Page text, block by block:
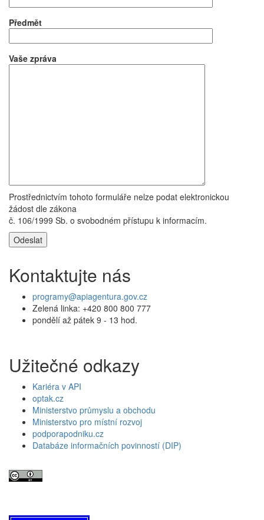
Předmět
Vaše zpráva
Prostřednictvím tohoto formuláře nelze podat elektronickou
žádost dle zákona
č. 106/1999 Sb. o svobodném přístupu k informacím.
Kontaktujte nás
programy@apiagentura.gov.cz
Zelená linka: +420 800 800 777
pondělí až pátek 9 - 13 hod.
Užitečné odkazy
Kariéra v API
optak.cz
Ministerstvo průmyslu a obchodu
Ministerstvo pro místní rozvoj
podporapodniku.cz
Databáze informačních povinností (DIP)